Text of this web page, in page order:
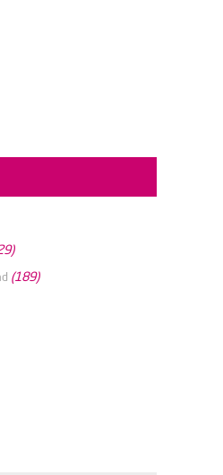
(189)